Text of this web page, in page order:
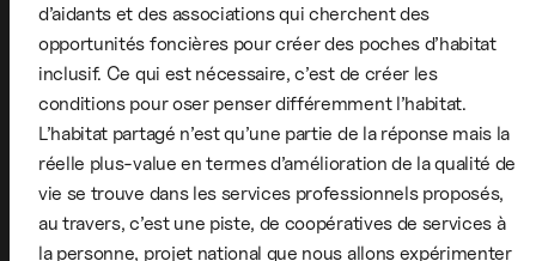
d’aidants et des associations qui cherchent des
opportunités foncières pour créer des poches d’habitat
inclusif. Ce qui est nécessaire, c’est de créer les
conditions pour oser penser différemment l’habitat.
L’habitat partagé n’est qu’une partie de la réponse mais la
réelle plus-value en termes d’amélioration de la qualité de
vie se trouve dans les services professionnels proposés,
au travers, c’est une piste, de coopératives de services à
la personne, projet national que nous allons expérimenter